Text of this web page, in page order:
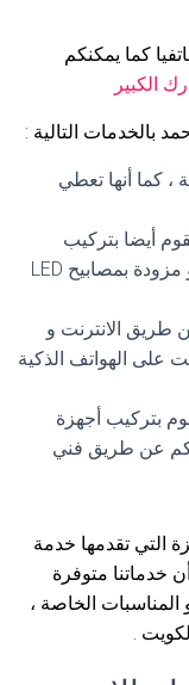
كما يمكنكم
الكبير
بالخدمات التالية :
، كما أنها تعطي
أيضا بتركيب
كاميرات مخفية تتميز بالدقة العالية و مزودة بمصابيح LED
طريق الانترنت و
على الهواتف الذكية
بتركيب أجهزة
عن طريق فني
التي تقدمها خدمة
خدماتنا متوفرة
و المناسبات الخاصة ،
.